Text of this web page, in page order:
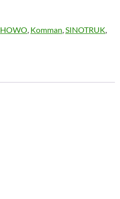
HOWO, Komman,SINOTRUK,